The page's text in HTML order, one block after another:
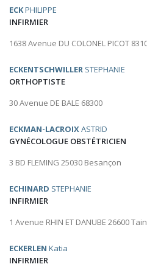
ECKPHILIPPE
INFIRMIER
1638 Avenue DU COLONEL PICOT
ECKENTSCHWILLER STEPHANIE
ORTHOPTISTE
30 Avenue DE BALE 68300
ECKMAN-LACROIXASTRID
GYNÉCOLOGUE OBSTÉTRICIEN
3 BD FLEMING 25030 Besançon
ECHINARD STEPHANIE
INFIRMIER
1 Avenue RHIN ET DANUBE 26600
ECKERLEN Katia
INFIRMIER